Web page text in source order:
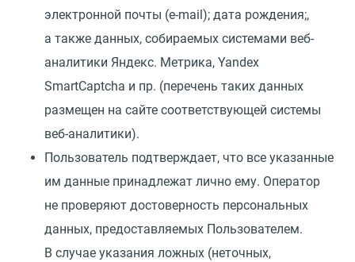
электронной почты (e-mail); дата рождения;,
а также данных, собираемых системами веб-
аналитики Яндекс. Метрика, Yandex
SmartCaptcha и пр. (перечень таких данных
размещен на сайте соответствующей системы
веб-аналитики).
Пользователь подтверждает, что все указанные
им данные принадлежат лично ему. Оператор
не проверяют достоверность персональных
данных, предоставляемых Пользователем.
В случае указания ложных (неточных,